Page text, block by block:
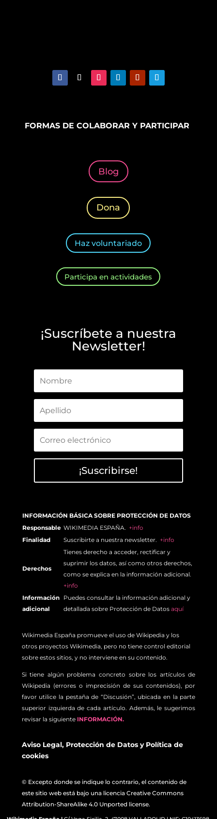
FORMAS DE COLABORAR Y PARTICIPAR
Blog
Dona
Haz voluntariado
Participa en actividades
¡Suscríbete a nuestra
Newsletter!
¡Suscribirse!
INFORMACIÓN BÁSICA SOBRE PROTECCIÓN DE DATOS
Responsable WIKIMEDIA ESPAÑA. +info
Finalidad
Suscribirte a nuestra newsletter. +info
Derechos
Tienes derecho a acceder, rectificar y
suprimir los datos, así como otros derechos,
como se explica en la información adicional.
+info
Información
adicional
Puedes consultar la información adicional y
detallada sobre Protección de Datos aquí
Wikimedia España promueve el uso de Wikipedia y los
otros proyectos Wikimedia, pero no tiene control editorial
sobre estos sitios, y no interviene en su contenido.
Si tiene algún problema concreto sobre los artículos de
Wikipedia (errores o imprecisión de sus contenidos), por
favor utilice la pestaña de “Discusión”, ubicada en la parte
superior izquierda de cada artículo. Además, le sugerimos
revisar la siguiente INFORMACIÓN.
Aviso Legal, Protección de Datosy Política de
cookies
© Excepto donde se indique lo contrario, el contenido de
este sitio web está bajo una licencia Creative Commons
Attribution-ShareAlike 4.0 Unported license.